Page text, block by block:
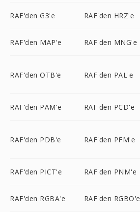
RAF'den G3'e RAF'den HRZ'e
RAF'den MAP'e RAF'den MNG'e
RAF'den OTB'e RAF'den PAL'e
RAF'den PAM'e RAF'den PCD'e
RAF'den PDB'e RAF'den PFM'e
RAF'den PICT'e RAF'den PNM'e
RAF'den RGBA'e RAF'den RGBO'e